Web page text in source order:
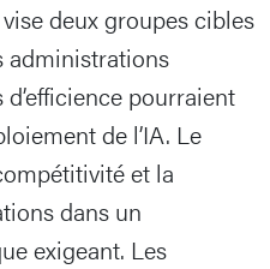
deux groupes cibles
administrations
pourraient
de l’IA. Le
et la
dans un
exigeant. Les